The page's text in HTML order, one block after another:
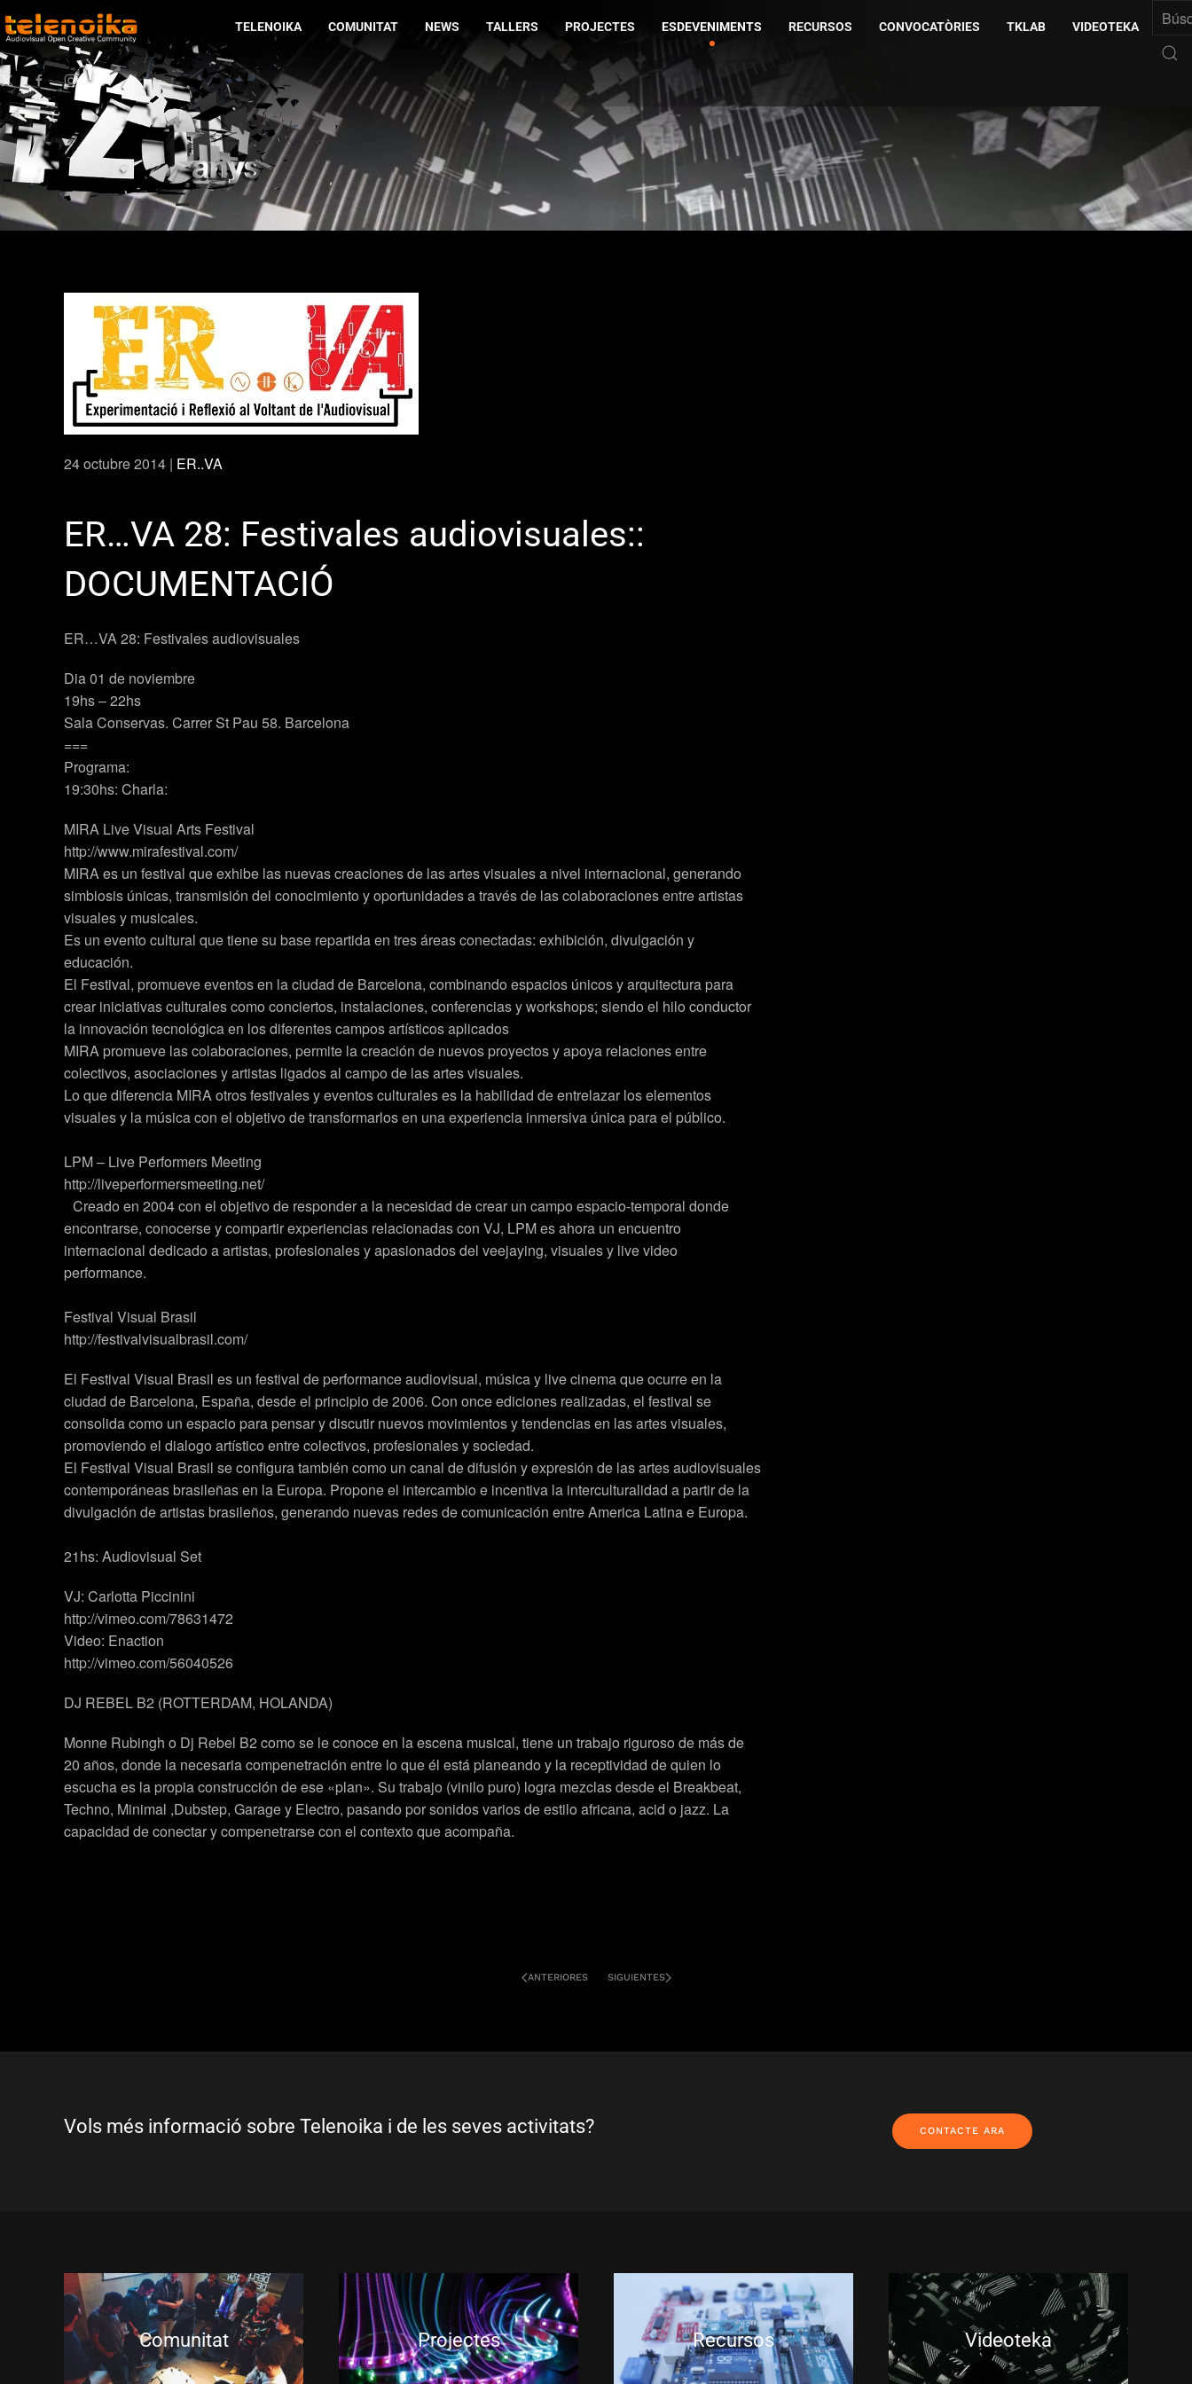
Ir al contenido principal
TELENOIKA COMUNITAT NEWS TALLERS PROJECTES ESDEVENIMENTS RECURSOS CONVOCATÒRIES TKLAB VIDEOTEKA
24 octubre 2014 | ER..VA
ER…VA 28: Festivales audiovisuales::
DOCUMENTACIÓ
ER…VA 28: Festivales audiovisuales
Dia 01 de noviembre
19hs – 22hs
Sala Conservas. Carrer St Pau 58. Barcelona
===
Programa:
19:30hs: Charla:
MIRA Live Visual Arts Festival
http://www.mirafestival.com/
MIRA es un festival que exhibe las nuevas creaciones de las artes visuales a nivel internacional, generando
simbiosis únicas, transmisión del conocimiento y oportunidades a través de las colaboraciones entre artistas
visuales y musicales.
Es un evento cultural que tiene su base repartida en tres áreas conectadas: exhibición, divulgación y
educación.
El Festival, promueve eventos en la ciudad de Barcelona, combinando espacios únicos y arquitectura para
crear iniciativas culturales como conciertos, instalaciones, conferencias y workshops; siendo el hilo conductor
la innovación tecnológica en los diferentes campos artísticos aplicados
MIRA promueve las colaboraciones, permite la creación de nuevos proyectos y apoya relaciones entre
colectivos, asociaciones y artistas ligados al campo de las artes visuales.
Lo que diferencia MIRA otros festivales y eventos culturales es la habilidad de entrelazar los elementos
visuales y la música con el objetivo de transformarlos en una experiencia inmersiva única para el público.
LPM – Live Performers Meeting
http://liveperformersmeeting.net/
Creado en 2004 con el objetivo de responder a la necesidad de crear un campo espacio-temporal donde
encontrarse, conocerse y compartir experiencias relacionadas con VJ, LPM es ahora un encuentro
internacional dedicado a artistas, profesionales y apasionados del veejaying, visuales y live video
performance.
Festival Visual Brasil
http://festivalvisualbrasil.com/
El Festival Visual Brasil es un festival de performance audiovisual, música y live cinema que ocurre en la
ciudad de Barcelona, España, desde el principio de 2006. Con once ediciones realizadas, el festival se
consolida como un espacio para pensar y discutir nuevos movimientos y tendencias en las artes visuales,
promoviendo el dialogo artístico entre colectivos, profesionales y sociedad.
El Festival Visual Brasil se configura también como un canal de difusión y expresión de las artes audiovisuales
contemporáneas brasileñas en la Europa. Propone el intercambio e incentiva la interculturalidad a partir de la
divulgación de artistas brasileños, generando nuevas redes de comunicación entre America Latina e Europa.
21hs: Audiovisual Set
VJ: Carlotta Piccinini
http://vimeo.com/78631472
Video: Enaction
http://vimeo.com/56040526
DJ REBEL B2 (ROTTERDAM, HOLANDA)
Monne Rubingh o Dj Rebel B2 como se le conoce en la escena musical, tiene un trabajo riguroso de más de
20 años, donde la necesaria compenetración entre lo que él está planeando y la receptividad de quien lo
escucha es la propia construcción de ese «plan». Su trabajo (vinilo puro) logra mezclas desde el Breakbeat,
Techno, Minimal ,Dubstep, Garage y Electro, pasando por sonidos varios de estilo africana, acid o jazz. La
capacidad de conectar y compenetrarse con el contexto que acompaña.
ANTERIORES SIGUIENTES
Vols més informació sobre Telenoika i de les seves activitats? CONTACTE ARA
Comunitat Projectes Recursos Videoteka